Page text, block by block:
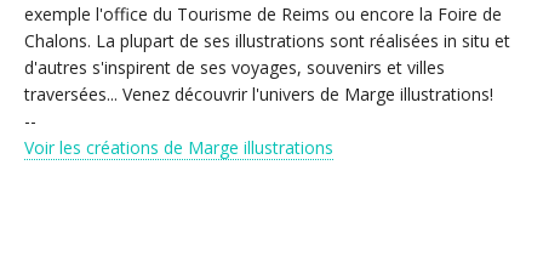
exemple l'office du Tourisme de Reims ou encore la Foire de
Chalons. La plupart de ses illustrations sont réalisées in situ et
d'autres s'inspirent de ses voyages, souvenirs et villes
traversées... Venez découvrir l'univers de Marge illustrations!
--
Voir les créations de Marge illustrations